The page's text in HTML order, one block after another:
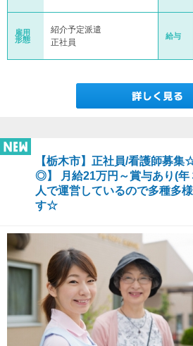
雇用
形態
紹介予定派遣
正社員
給与
【栃木市】正社員/看護師募
◎】 月給21万円～賞与あり(年
人で運営しているので多種多
す☆